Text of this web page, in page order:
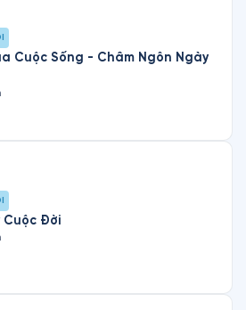
Cuộc Sống - Châm Ngôn Ngày
Cuộc Đời